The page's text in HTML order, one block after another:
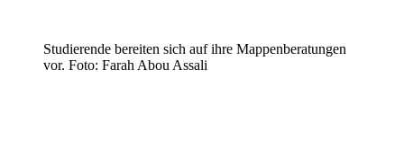
Studierende bereiten sich auf ihre Mappenberatungen
vor. Foto: Farah Abou Assali